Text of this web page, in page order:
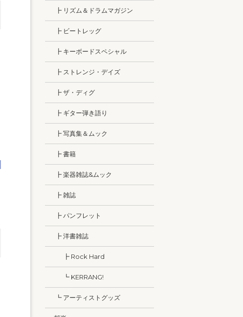
┣ リズム＆ドラムマガジン
┣ ビートレッグ
┣ キーボードスペシャル
┣ ストレンジ・デイズ
┣ ザ・ディグ
┣ ギター弾き語り
┣ 写真集＆ムック
┣ 書籍
┣ 楽器雑誌&ムック
┣ 雑誌
┣ パンフレット
┣ 洋書雑誌
┣ Rock Hard
┗ KERRANG!
┗ アーティストグッズ